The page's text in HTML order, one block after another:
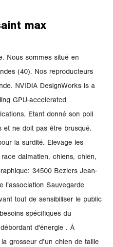
max
Nous sommes situé en
(40). Nos reproducteurs
NVIDIA DesignWorks is a
GPU-accelerated
Etant donné son poil
et ne doit pas être brusqué.
la surdité. Elevage les
dalmatien, chiens, chien,
34500 Beziers Jean-
l'association Sauvegarde
tout de sensibiliser le public
spécifiques du
d'énergie . À
grosseur d’un chien de taille